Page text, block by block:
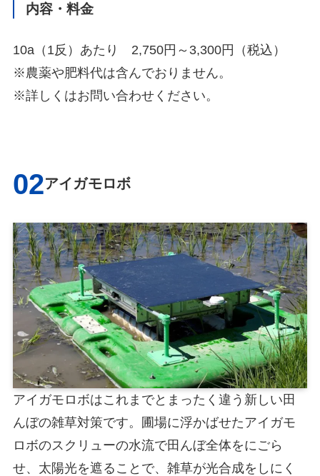
内容・料金
10a（1反）あたり 2,750円～3,300円（税込）
※農薬や肥料代は含んでおりません。
※詳しくはお問い合わせください。
02アイガモロボ
アイガモロボはこれまでとまったく違う新しい田
んぼの雑草対策です。圃場に浮かばせたアイガモ
ロボのスクリューの水流で田んぼ全体をにごら
せ、太陽光を遮ることで、雑草が光合成をしにく